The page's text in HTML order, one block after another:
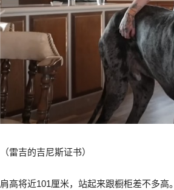
（雷吉的吉尼斯证书）
肩高将近101厘米，站起来跟橱柜差不多高。